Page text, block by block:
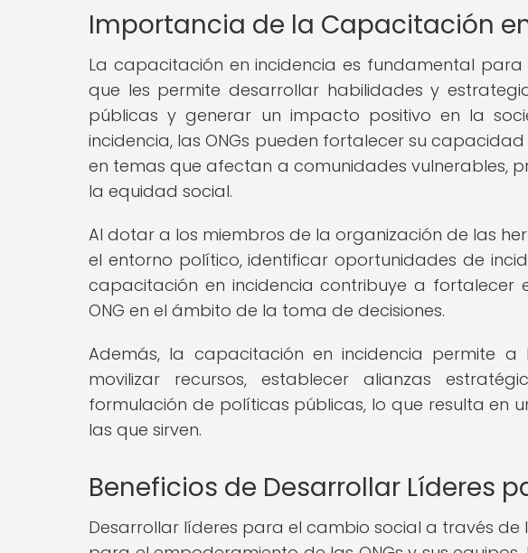
Importancia de la Capacitación
La capacitación en incidencia es fundamental para
que les permite desarrollar habilidades y
públicas y generar un impacto positivo en la
incidencia, las ONGs pueden fortalecer su
en temas que afectan a comunidades vulnerables,
la equidad social.
Al dotar a los miembros de la organización de las
el entorno político, identificar oportunidades de
capacitación en incidencia contribuye a fortalecer
ONG en el ámbito de la toma de decisiones.
Además, la capacitación en incidencia permite
movilizar recursos, establecer alianzas
formulación de políticas públicas, lo que resulta en
las que sirven.
Beneficios de Desarrollar Líderes
Desarrollar líderes para el cambio social a través